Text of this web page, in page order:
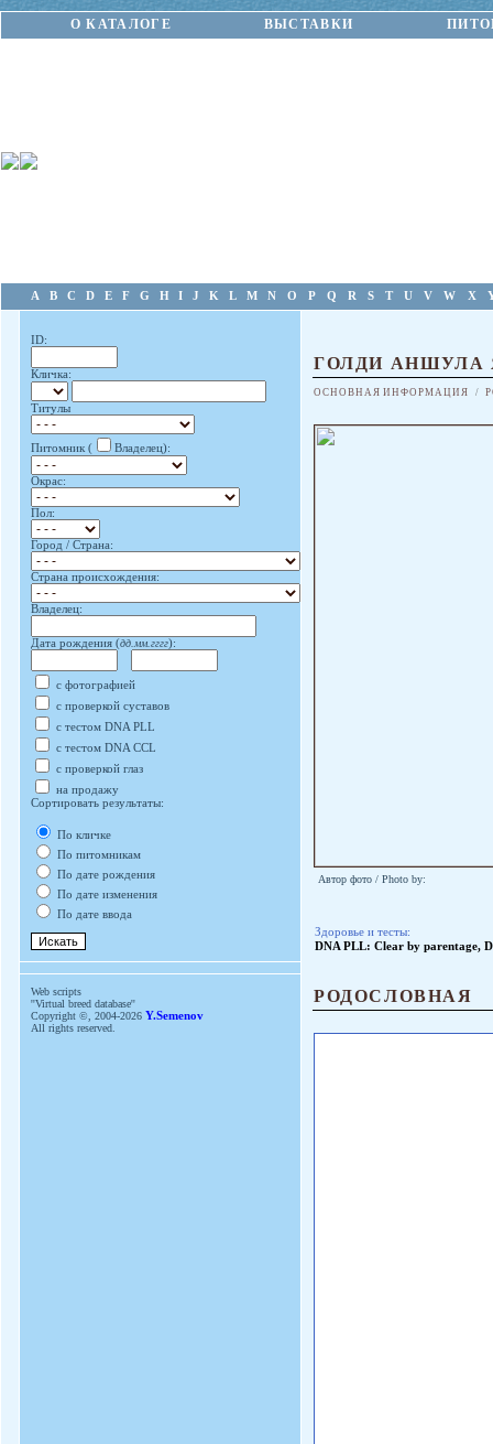
О КАТАЛОГЕ ВЫСТАВКИ
A B C D E F G H I J K L M N O P Q R S T U V W X
ID:
Кличка:
Титулы
Питомник ( Владелец):
Окрас:
Пол:
Город / Страна:
Страна происхождения:
Владелец:
Дата рождения (дд.мм.гггг):
с фотографией
с проверкой суставов
с тестом DNA PLL
с тестом DNA CCL
с проверкой глаз
на продажу
Сортировать результаты:
По кличке
По питомникам
По дате рождения
По дате изменения
По дате ввода
Web scripts
''Virtual breed database''
Copyright ©, 2004-2026 Y.Semenov
All rights reserved.
ГОЛДИ АНШУЛА
ОСНОВНАЯ ИНФОРМАЦИЯ /
Автор фото / Photo by:
Здоровье и тесты:
DNA PLL: Clear by parentage,
РОДОСЛОВНАЯ